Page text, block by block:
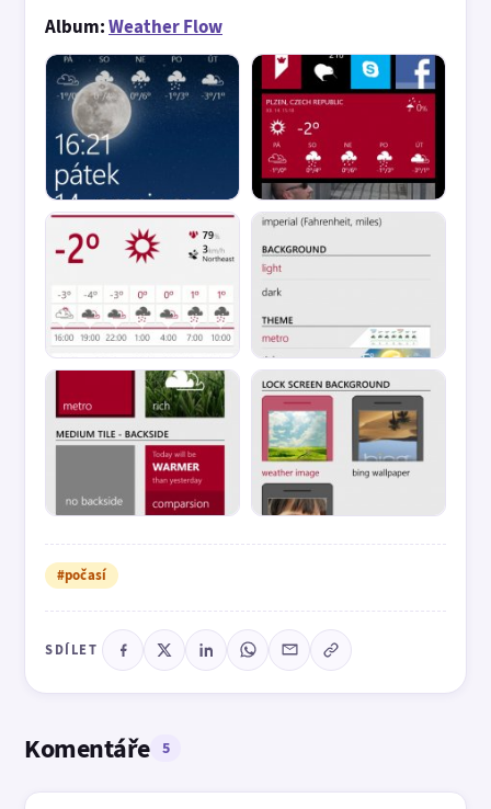
Album:Weather Flow
#počasí
SDÍLET
Komentáře 5